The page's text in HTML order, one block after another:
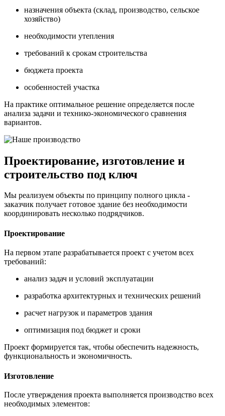
назначения объекта (склад, производство, сельское
хозяйство)
необходимости утепления
требований к срокам строительства
бюджета проекта
особенностей участка
На практике оптимальное решение определяется после
анализа задачи и технико-экономического сравнения
вариантов.
Проектирование, изготовление и
строительство под ключ
Мы реализуем объекты по принципу полного цикла -
заказчик получает готовое здание без необходимости
координировать несколько подрядчиков.
Проектирование
На первом этапе разрабатывается проект с учетом всех
требований:
анализ задач и условий эксплуатации
разработка архитектурных и технических решений
расчет нагрузок и параметров здания
оптимизация под бюджет и сроки
Проект формируется так, чтобы обеспечить надежность,
функциональность и экономичность.
Изготовление
После утверждения проекта выполняется производство всех
необходимых элементов: